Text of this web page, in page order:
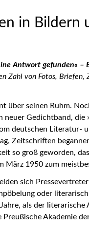
in Bildern
Antwort gefunden« –
Zahl von Fotos,
über seinen Ruhm.
neuer Gedichtband,
deutschen Literatur-
Zeitschriften
so groß geworden,
März 1950 zum
sich
oder
als der
Akademie